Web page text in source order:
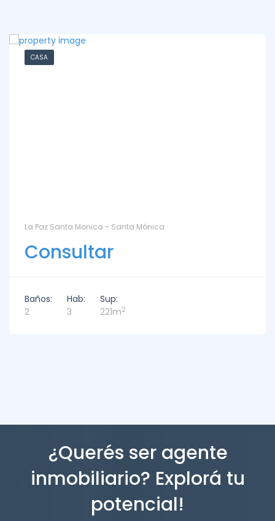
CASA
La Paz Santa Monica - Santa Mónica
Consultar
Baños:
2
Hab:
3
Sup:
221m2
¿Querés ser agente
inmobiliario? Explorá tu
potencial!